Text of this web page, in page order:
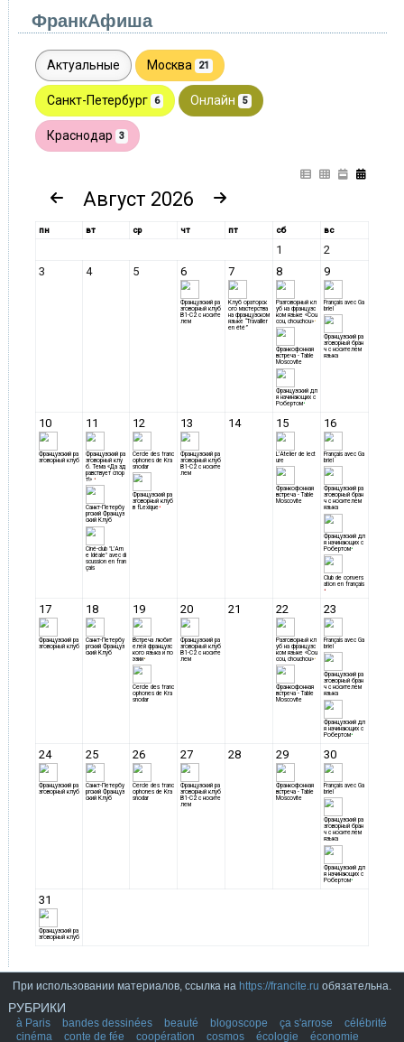
ФранкАфиша
При использовании материалов, ссылка на https://francite.ru обязательна.
РУБРИКИ
à Paris bandes dessinées beauté blogoscope ça s'arrose
célébrité
cinéma
conte de fée coopération cosmos écologie économie